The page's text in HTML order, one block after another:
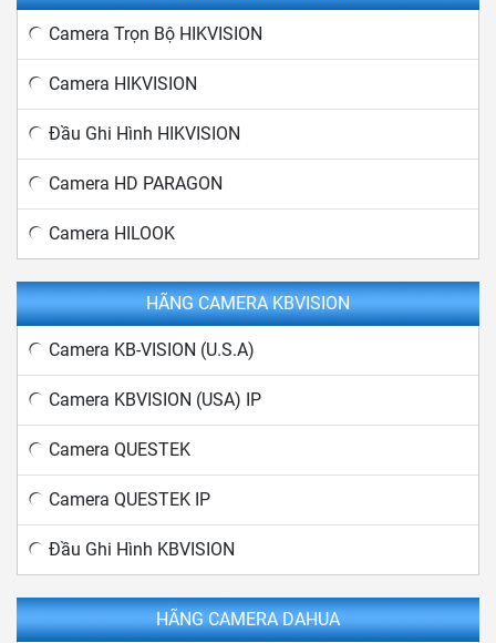
Camera Trọn Bộ HIKVISION
Camera HIKVISION
Đầu Ghi Hình HIKVISION
Camera HD PARAGON
Camera HILOOK
HÃNG CAMERA KBVISION
Camera KB-VISION (U.S.A)
Camera KBVISION (USA) IP
Camera QUESTEK
Camera QUESTEK IP
Đầu Ghi Hình KBVISION
HÃNG CAMERA DAHUA